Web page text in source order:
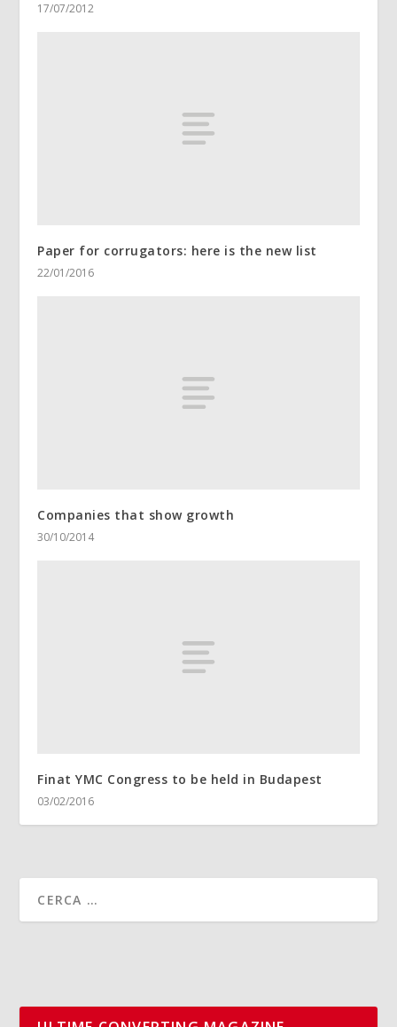
17/07/2012
Paper for corrugators: here is the new list
22/01/2016
Companies that show growth
30/10/2014
Finat YMC Congress to be held in Budapest
03/02/2016